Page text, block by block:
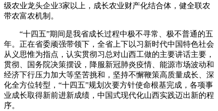
级农业龙头企业3家以上，成长农业财产化结合体，健全联农
带农富农机制。
“十四五”期间是我省成长过程中极不寻常、极不普通的五
年。正在省委顽强带领下，全省上下以习新时代中国特色社会
从义思惟为指点，认实贯彻习总对山西工做的主要讲话主要，
贯彻、国务院决策摆设，降服新冠肺炎疫情、能源市场波动和
经济下行压力加大等坚苦挑和，坚持不懈鞭策高质量成长、深
化全方位转型，“十四五”规划次要方针使命根基完成，各项事
业成长取得新前进新成绩，中国式现代化山西实践迈出新的程
序。